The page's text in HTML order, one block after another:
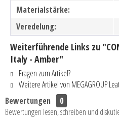
Materialstärke:
Veredelung:
Weiterführende Links zu
Italy - Amber"
Fragen zum Artikel?
Weitere Artikel von MEGAGROUP
Bewertungen
0
Bewertungen lesen, schreiben und